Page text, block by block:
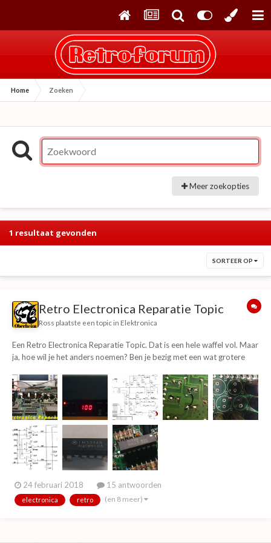
Home Zoeken
Meer zoekopties
1 resultaat gevonden
SORTEER OP
Retro Electronica Reparatie Topic
Ross plaatste een topic in Elektronica
Een Retro Electronica Reparatie Topic. Dat is een hele waffel vol. Maar
ja, hoe wil je het anders noemen? Ben je bezig met een wat grotere
de topic starter..... In een lang grijsch verleeden, gaf @...
24 februari 2018 15 antwoorden
electronica retro (en 8 meer)